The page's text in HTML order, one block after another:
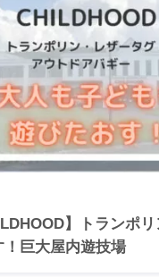
】トランポ
巨大屋内遊技場